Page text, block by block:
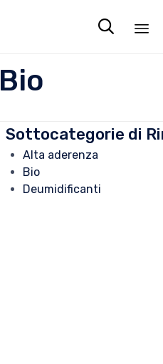

Bio
Sottocategorie di
Alta aderenza
Bio
Deumidificanti